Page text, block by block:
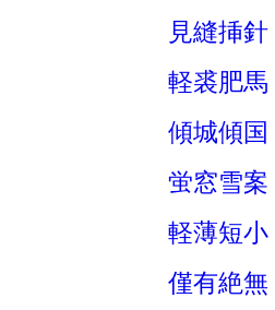
見縫挿針
軽裘肥馬
傾城傾国
蛍窓雪案
軽薄短小
僅有絶無